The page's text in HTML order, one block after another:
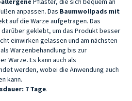
anpassen. Das Baumwollpads mit
auf die Warze aufgetragen. Das
geklebt, um das Produkt besser
einwirken gelassen und am nächsten
Warzenbehandlung bis zur
Warze. Es kann auch als
werden, wobei die Anwendung auch
kann.
7 Tage.